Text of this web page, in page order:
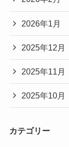
2026年1月
2025年12月
2025年11月
2025年10月
カテゴリー